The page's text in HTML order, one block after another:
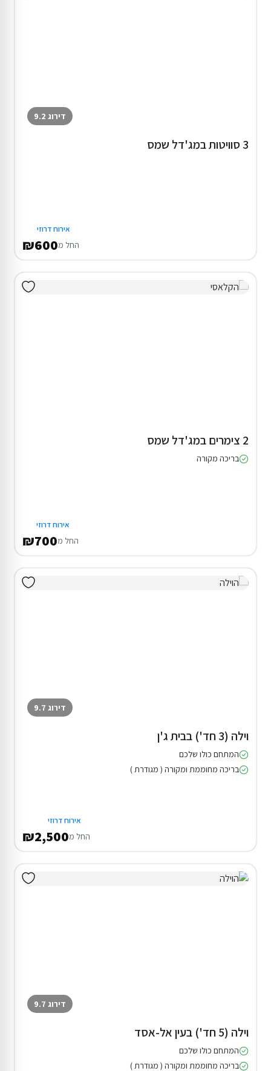
דירוג 9.2
3 סוויטות במג'דל שמס
אירוח דרוזי
החל מ₪600
2 צימרים במג'דל שמס
בריכה מקורה
אירוח דרוזי
החל מ₪700
דירוג 9.7
וילה (3 חד') בבית ג'ן
המתחם כולו שלכם
בריכה מחוממת ומקורה ( מגודרת )
אירוח דרוזי
החל מ₪2,500
דירוג 9.7
וילה (5 חד') בעין אל-אסד
המתחם כולו שלכם
בריכה מחוממת ומקורה ( מגודרת )